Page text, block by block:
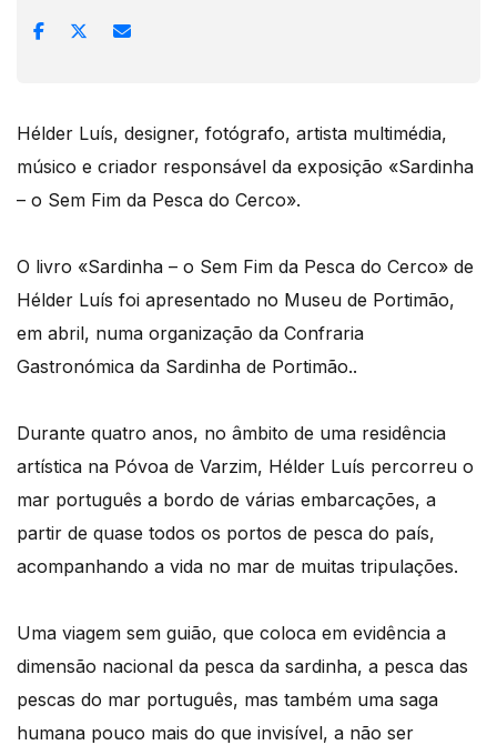
Hélder Luís, designer, fotógrafo, artista multimédia,
músico e criador responsável da exposição «Sardinha
– o Sem Fim da Pesca do Cerco».
O livro «Sardinha – o Sem Fim da Pesca do Cerco» de
Hélder Luís foi apresentado no Museu de Portimão,
em abril, numa organização da Confraria
Gastronómica da Sardinha de Portimão..
Durante quatro anos, no âmbito de uma residência
artística na Póvoa de Varzim, Hélder Luís percorreu o
mar português a bordo de várias embarcações, a
partir de quase todos os portos de pesca do país,
acompanhando a vida no mar de muitas tripulações.
Uma viagem sem guião, que coloca em evidência a
dimensão nacional da pesca da sardinha, a pesca das
pescas do mar português, mas também uma saga
humana pouco mais do que invisível, a não ser